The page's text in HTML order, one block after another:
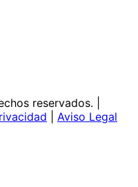
reservados. |
Aviso Legal